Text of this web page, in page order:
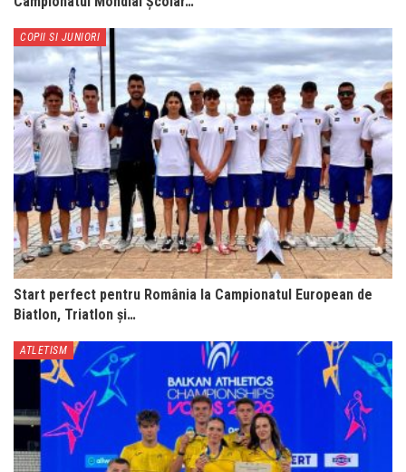
COPII SI JUNIORI
Start perfect pentru România la Campionatul European de
Biatlon, Triatlon și…
ATLETISM